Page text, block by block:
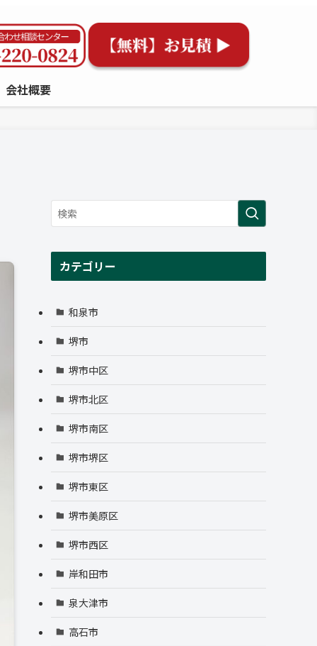
会社概要
カテゴリー
和泉市
堺市
堺市中区
堺市北区
堺市南区
堺市堺区
堺市東区
堺市美原区
堺市西区
岸和田市
泉大津市
高石市